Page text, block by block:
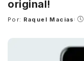
original!
Posted
Por: Raquel Macias